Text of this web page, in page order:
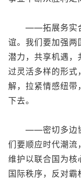
——拓展务实合
谊。我们要加强两
潜力，共享机遇，
过灵活多样的形式
解，拉紧情感纽带
下去。
——密切多边协
们要顺应时代潮流
维护以联合国为核
国际秩序，反对